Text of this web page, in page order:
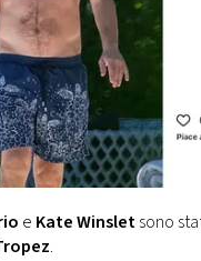
e Kate Winsletsono
.